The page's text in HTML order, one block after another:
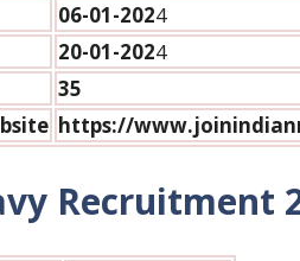
06-01-2024
20-01-2024
35
https://
Recruitment